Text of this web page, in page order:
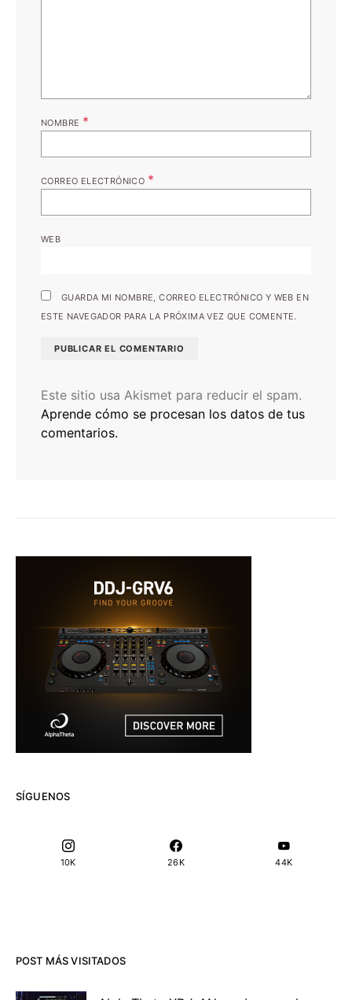
NOMBRE *
CORREO ELECTRÓNICO *
WEB
GUARDA MI NOMBRE, CORREO ELECTRÓNICO Y WEB EN
ESTE NAVEGADOR PARA LA PRÓXIMA VEZ QUE COMENTE.
Este sitio usa Akismet para reducir el spam.
Aprende cómo se procesan los datos de tus
comentarios.
SÍGUENOS
10K 26K 44K
POST MÁS VISITADOS